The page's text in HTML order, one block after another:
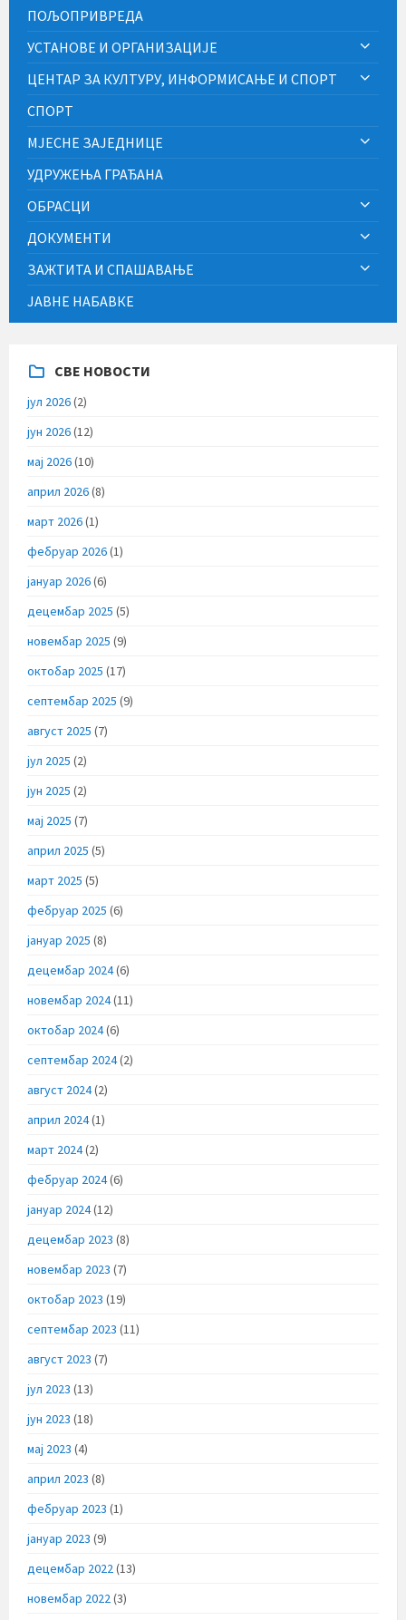
ПОЉОПРИВРЕДА
УСТАНОВЕ И ОРГАНИЗАЦИЈЕ
ЦЕНТАР ЗА КУЛТУРУ, ИНФОРМИСАЊЕ И СПОРТ
СПОРТ
МЈЕСНЕ ЗАЈЕДНИЦЕ
УДРУЖЕЊА ГРАЂАНА
ОБРАСЦИ
ДОКУМЕНТИ
ЗАЖТИТА И СПАШАВАЊЕ
ЈАВНЕ НАБАВКЕ
СВЕ НОВОСТИ
јул 2026(2)
јун 2026(12)
мај 2026(10)
април 2026(8)
март 2026(1)
фебруар 2026(1)
јануар 2026(6)
децембар 2025 (5)
новембар 2025 (9)
октобар 2025 (17)
септембар 2025 (9)
август 2025 (7)
јул 2025 (2)
јун 2025 (2)
мај 2025 (7)
април 2025 (5)
март 2025 (5)
фебруар 2025 (6)
јануар 2025 (8)
децембар 2024(6)
новембар 2024(11)
октобар 2024(6)
септембар 2024(2)
август 2024(2)
април 2024(1)
март 2024(2)
фебруар 2024(6)
јануар 2024(12)
децембар 2023 (8)
новембар 2023 (7)
октобар 2023 (19)
септембар 2023 (11)
август 2023 (7)
јул 2023 (13)
јун 2023 (18)
мај 2023 (4)
април 2023 (8)
фебруар 2023 (1)
јануар 2023 (9)
децембар 2022(13)
новембар 2022(3)